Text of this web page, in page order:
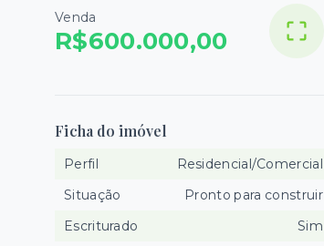
Venda
R$600.000,00
Ficha do imóvel
Perfil
Residencial/Comercial
Situação
Pronto para construir
Escriturado
Sim